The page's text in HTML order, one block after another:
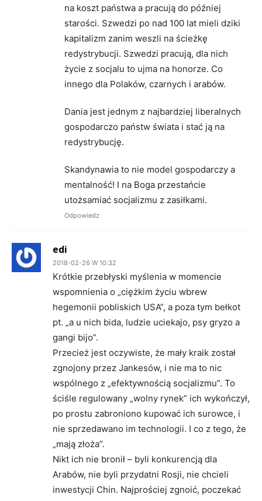
na koszt państwa a pracują do później
starości. Szwedzi po nad 100 lat mieli dziki
kapitalizm zanim weszli na ścieżkę
redystrybucji. Szwedzi pracują, dla nich
życie z socjalu to ujma na honorze. Co
innego dla Polaków, czarnych i arabów.
Dania jest jednym z najbardziej liberalnych
gospodarczo państw świata i stać ją na
redystrybucję.
Skandynawia to nie model gospodarczy a
mentalność! I na Boga przestańcie
utożsamiać socjalizmu z zasiłkami.
Odpowiedz
edi
2018-02-26 W 10:32
Krótkie przebłyski myślenia w momencie
wspomnienia o „ciężkim życiu wbrew
hegemonii pobliskich USA”, a poza tym bełkot
pt. „a u nich bida, ludzie uciekajo, psy gryzo a
gangi bijo”.
Przecież jest oczywiste, że mały kraik został
zgnojony przez Jankesów, i nie ma to nic
wspólnego z „efektywnością socjalizmu”. To
ściśle regulowany „wolny rynek” ich wykończył,
po prostu zabroniono kupować ich surowce, i
nie sprzedawano im technologii. I co z tego, że
„mają złoża”.
Nikt ich nie bronił – byli konkurencją dla
Arabów, nie byli przydatni Rosji, nie chcieli
inwestycji Chin. Najprościej zgnoić, poczekać